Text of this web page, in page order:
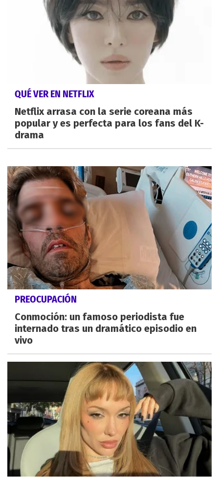
QUÉ VER EN NETFLIX
Netflix arrasa con la serie coreana más
popular y es perfecta para los fans del K-
drama
PREOCUPACIÓN
Conmoción: un famoso periodista fue
internado tras un dramático episodio en
vivo